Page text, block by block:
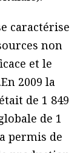
caractérise
non
et le
2009 la
de 1 849
de 1
permis de